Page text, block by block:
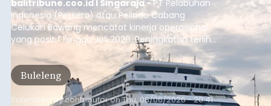
balitribune.coo.id I Singaraja -PT Pelabuhan
Indonesia (Persero) atau Pelindo Cabang
Celukan Bawang mencatat kinerja operasional
yang positif hingga Juli 2026. Peningkatan terlihat
dari arus kapal yang mencapai 1,48 juta Gross
Tonnage (GT), atau tumbuh 12,4 persen
dibandingkan periode yang sama tahun lalu
yang tercatat sebesar 1,32 juta GT.
Buleleng
Submitted bycontributoronThu, 08/06/2026 - 20:41